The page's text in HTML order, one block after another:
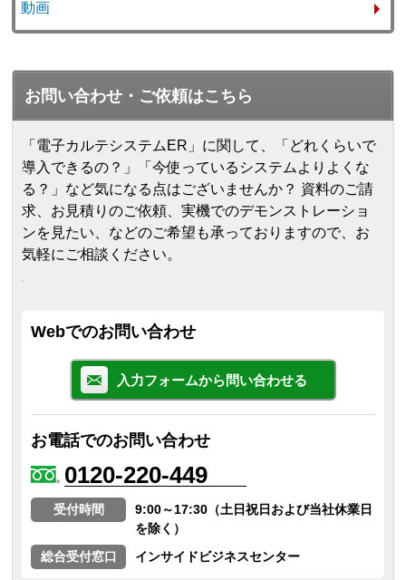
動画
お問い合わせ・ご依頼はこちら
「電子カルテシステムER」に関して、「どれくらいで
導入できるの？」「今使っているシステムよりよくな
る？」など気になる点はございませんか？ 資料のご請
求、お見積りのご依頼、実機でのデモンストレーショ
ンを見たい、などのご希望も承っておりますので、お
気軽にご相談ください。
Webでのお問い合わせ
入力フォームから問い合わせる
お電話でのお問い合わせ
0120-220-449
受付時間
9:00～17:30（土日祝日および当社休業日
を除く）
総合受付窓口
インサイドビジネスセンター